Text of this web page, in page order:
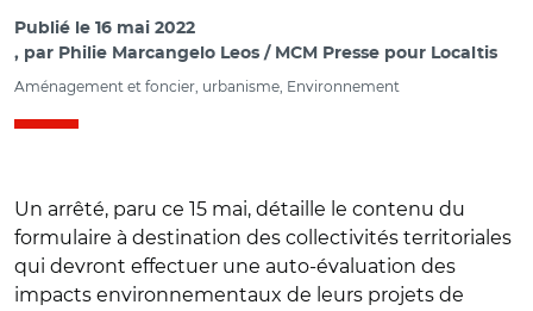
Publié le 16 mai 2022
par Philie Marcangelo Leos / MCM Presse pour Localtis
Aménagement et foncier, urbanisme, Environnement
Un arrêté, paru ce 15 mai, détaille le contenu du
formulaire à destination des collectivités territoriales
qui devront effectuer une auto-évaluation des
impacts environnementaux de leurs projets de